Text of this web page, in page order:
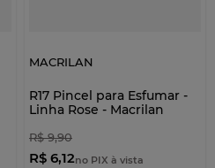
MACRILAN
R17 Pincel para Esfumar -
Linha Rose - Macrilan
R$ 9,90
R$ 6,12no PIX à vista